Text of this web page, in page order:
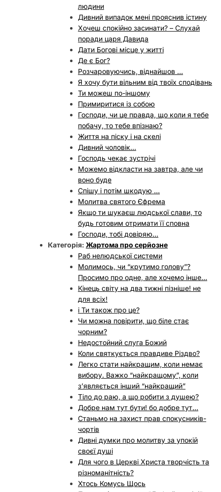
людини
Дивний випадок мені прояснив істину
Хочеш спокійно засинати? – Слухай
поради царя Давида
Дати Богові місце у житті
Де є Бог?
Розчаровуючись, віднайшов …
Я хочу бути вільним від твоїх сподівань
Ти можеш по-іншому
Примиритися із собою
Господи, чи це правда, що коли я тебе
побачу, то тебе впізнаю?
Життя на піску і на скелі
Дивний чоловік…
Господь чекає зустрічі
Можемо відкласти на завтра, але чи
воно буде
Спішу і потім шкодую …
Молитва святого Єфрема
Якщо ти шукаєш людської слави, то
будь готовим отримати її сповна
Господи, тобі довіряю…
Категорія: Жартома про серйозне
Раб нелюдської системи
Молимось, чи “крутимо голову”?
Просимо про одне, але хочемо інше…
Кінець світу на два тижні пізніше! не
для всіх!
і Ти також про це?
Чи можна повірити, що біле стає
чорним?
Недостойний слуга Божий
Коли святкується правдиве Різдво?
Легко стати найкращим, коли немає
вибору. Важко “найкращому”, коли
з’являється інший “найкращий”
Тіло до раю, а що робити з душею?
Добре нам тут бути! бо добре тут…
Станьмо на захист прав спокусників-
чортів
Дивні думки про молитву за упокій
своєї душі
Для чого в Церкві Христа творчість та
різноманітність?
Хтось Комусь Щось